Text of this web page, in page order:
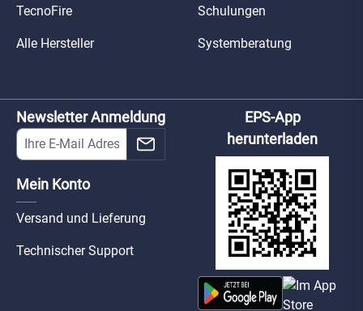
TecnoFire
Alle Hersteller
Schulungen
Systemberatung
Newsletter Anmeldung
Mein Konto
Versand und Lieferung
Technischer Support
EPS-App
herunterladen